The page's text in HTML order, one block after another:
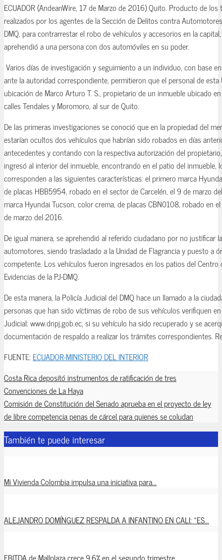
ECUADOR (AndeanWire, 17 de Marzo de 2016) Quito. Producto de
realizados por los agentes de la Sección de Delitos contra
DMQ, para contrarrestar el robo de vehículos y accesorios en la
aprehendió a una persona con dos automóviles en su poder.
Varios días de investigación y seguimiento a un individuo, con base
ante la autoridad correspondiente, permitieron que el personal de esta
ubicación de Marco Arturo T. S., propietario de un inmueble ubicado
calles Tendales y Moromoro, al sur de Quito.
De las primeras investigaciones se conoció que en la propiedad del
estarían ocultos dos vehículos que habrían sido robados en días
antecedentes y contando con la respectiva autorización del
ingresó al interior del inmueble, encontrando en el patio del inmueble,
corresponden a las siguientes características: el primero marca
de placas HBB5954, robado en el sector de Carcelén, el 9 de marzo
marca Hyundai Tucson, color crema, de placas CBN0108, robado en
de marzo del 2016.
De igual manera, se aprehendió al referido ciudadano por no justificar
automotores, siendo trasladado a la Unidad de Flagrancia y puesto a
competente. Los vehículos fueron ingresados en los patios del
Evidencias de la PJ-DMQ.
De esta manera, la Policía Judicial del DMQ hace un llamado a la
personas que han sido víctimas de robo de sus vehículos verifiquen
Judicial: www.dnpj.gob.ec, si su vehículo ha sido recuperado y se
documentación de respaldo a realizar los trámites correspondientes.
FUENTE: ECUADOR-MINISTERIO DEL INTERIOR
Costa Rica depositó instrumentos de ratificación de tres
Convenciones de La Haya
Comisión de Constitución del Senado aprueba en el proyecto de ley
de libre competencia penas de cárcel para quienes se coludan
También te puede interesar
Mi Vivienda Colombia impulsa una iniciativa para...
ALEJANDRO DOMÍNGUEZ RESPALDA A INFANTINO EN CALI: «ES...